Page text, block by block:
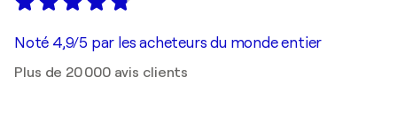
Noté 4,9/5 par les acheteurs du monde entier
Plus de 20 000 avis clients